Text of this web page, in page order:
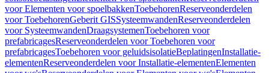
voor Elementen voor spoelbakkenToebehorenReserveonderdelen
voor ToebehorenGeberit GISSysteemwandenReserveonderdelen
voor SysteemwandenDraagsystemenToebehoren voor
prefabricagesReserveonderdelen voor Toebehoren voor
prefabricagesToebehoren voor geluidsisolatieBeplatingenInstallatie-
elementenReserveonderdelen voor Installatie-elementenElementen